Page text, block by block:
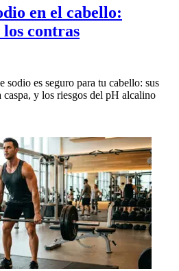
en el cabello:
los contras
sodio es seguro para tu cabello: sus
y los riesgos del pH alcalino